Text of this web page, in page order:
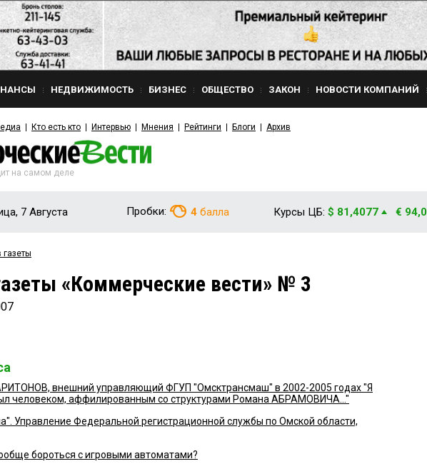
НЕДВИЖИМОСТЬ БИЗНЕС ОБЩЕСТВО ЗАКОН НОВОСТИ КОМПАНИЙ
Кто есть кто Интервью Мнения Рейтинги Блоги Архив
на самом деле
7 Августа Пробки: 4 балла Курсы ЦБ: $ 81,4077 €
газеты
«Коммерческие вести» № 3
внешний управляющий ФГУП "Омсктрансмаш" в 2002-2005 годах "Я
человеком, аффилированным со структурами Романа АБРАМОВИЧА..."
Управление Федеральной регистрационной службы по Омской области,
бороться с игровыми автоматами?